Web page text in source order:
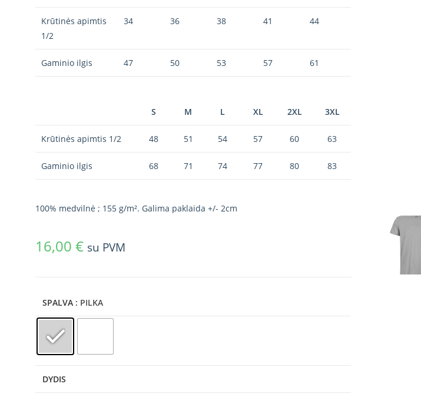
Krūtinės apimtis
1/2
34 36 38 41 44
Gaminio ilgis 47 50 53 57 61
S M L XL 2XL 3XL
Krūtinės apimtis 1/2 48 51 54 57 60 63
Gaminio ilgis 68 71 74 77 80 83
100% medvilnė ; 155 g/m². Galima paklaida +/- 2cm
16,00 € su PVM
SPALVA : PILKA
DYDIS